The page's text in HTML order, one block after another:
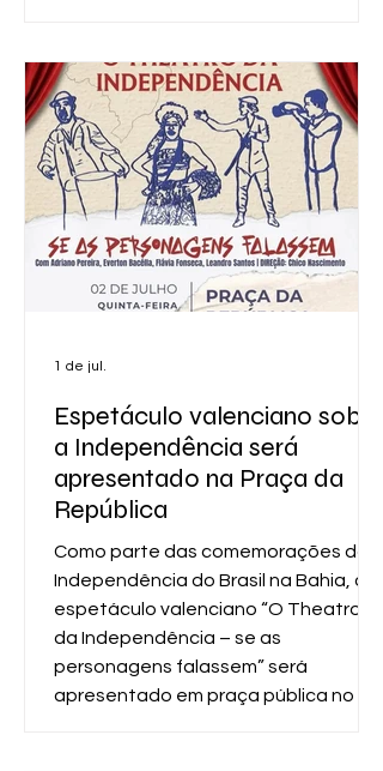
Cívico ⏰ 07h30 📍 Concentração na
Praça Conselheiro Baltazar (Triana)
Venha participar, celebrar nossa
história e manter viva a chama da
inde
Espetáculo valenciano sobre
a Independência será
apresentado na Praça da
República
Como parte das comemorações da
Independência do Brasil na Bahia, o
espetáculo valenciano “O Theatro
da Independência – se as
personagens falassem” será
apresentado em praça pública no 2
1 de jul.